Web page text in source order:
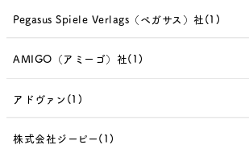
Pegasus Spiele Verlags（ペガサス）社(1)
AMIGO（アミーゴ）社(1)
アドヴァン(1)
株式会社ジーピー(1)